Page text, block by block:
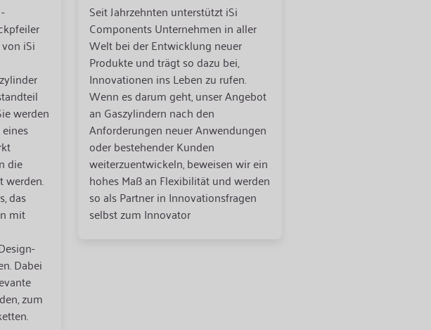
iSi
werden
die
werden.
das
mit
Dabei
zum
Seit Jahrzehnten unterstützt iSi
Components Unternehmen in aller
Welt bei der Entwicklung neuer
Produkte und trägt so dazu bei,
Innovationen ins Leben zu rufen.
Wenn es darum geht, unser Angebot
an Gaszylindern nach den
Anforderungen neuer Anwendungen
oder bestehender Kunden
weiterzuentwickeln, beweisen wir ein
hohes Maß an Flexibilität und werden
so als Partner in Innovationsfragen
selbst zum Innovator